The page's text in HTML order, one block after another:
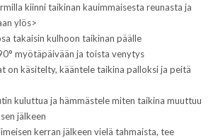
kiinni taikinan kauimmaisesta reunasta ja
ylös>
takaisin kulhoon taikinan päälle
myötäpäivään ja toista venytys
on käsitelty, kääntele taikina palloksi ja peitä
kuluttua ja hämmästele miten taikina muuttuu
jälkeen
kerran jälkeen vielä tahmaista, tee